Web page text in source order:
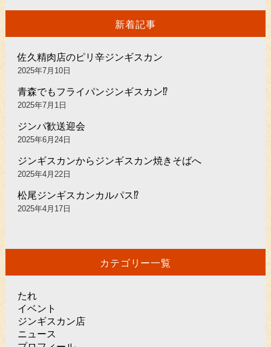
新着記事
佐久精肉店のピリ辛ジンギスカン
2025年7月10日
青森でもフライパンジンギスカン⁉︎
2025年7月1日
ジンパ歓送迎会
2025年6月24日
ジンギスカンからジンギスカン焼きそばへ
2025年4月22日
松尾ジンギスカンカルパス⁉︎
2025年4月17日
カテゴリー一覧
たれ
イベント
ジンギスカン店
ニュース